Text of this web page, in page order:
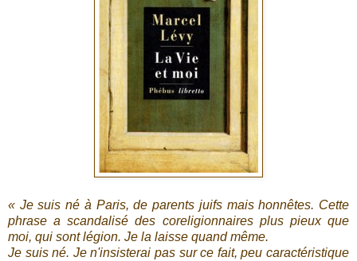
« Je suis né à Paris, de parents juifs mais honnêtes. Cette
phrase a scandalisé des coreligionnaires plus pieux que
moi, qui sont légion. Je la laisse quand même.
Je suis né. Je n'insisterai pas sur ce fait, peu caractéristique